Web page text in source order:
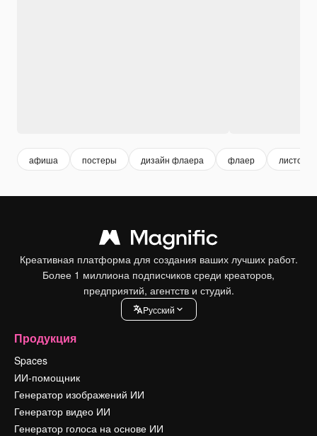
афиша постеры дизайн флаера флаер листовка
Креативная платформа для создания ваших лучших работ.
Более 1 миллиона подписчиков среди креаторов,
предприятий, агентств и студий.
Pусский
Продукция
Spaces
ИИ-помощник
Генератор изображений ИИ
Генератор видео ИИ
Генератор голоса на основе ИИ